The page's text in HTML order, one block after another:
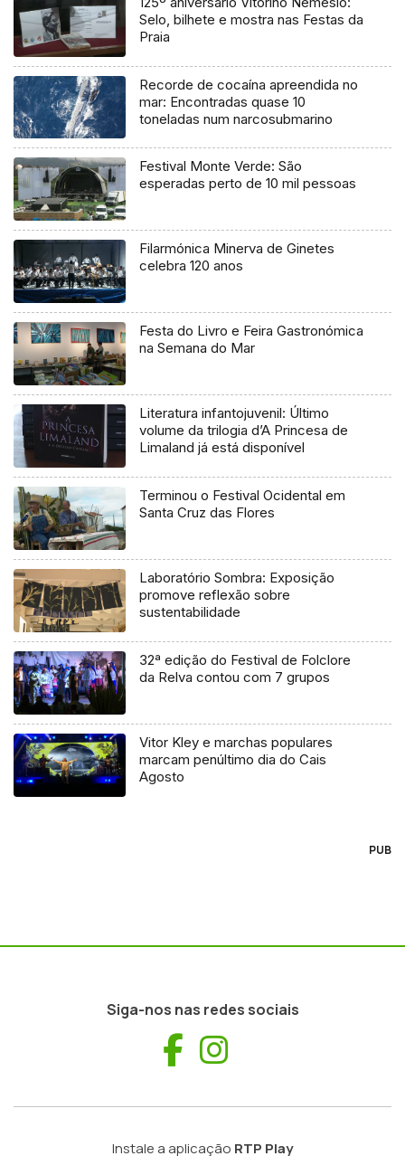
Selo, bilhete e mostra nas Festas da
Praia
Recorde de cocaína apreendida no
mar: Encontradas quase 10
toneladas num narcosubmarino
Festival Monte Verde: São
esperadas perto de 10 mil pessoas
Filarmónica Minerva de Ginetes
celebra 120 anos
Festa do Livro e Feira Gastronómica
na Semana do Mar
Literatura infantojuvenil: Último
volume da trilogia d’A Princesa de
Limaland já está disponível
Terminou o Festival Ocidental em
Santa Cruz das Flores
Laboratório Sombra: Exposição
promove reflexão sobre
sustentabilidade
32ª edição do Festival de Folclore
da Relva contou com 7 grupos
Vitor Kley e marchas populares
marcam penúltimo dia do Cais
Agosto
PUB
Siga-nos nas redes sociais
Facebook
Instale a aplicação RTP Play